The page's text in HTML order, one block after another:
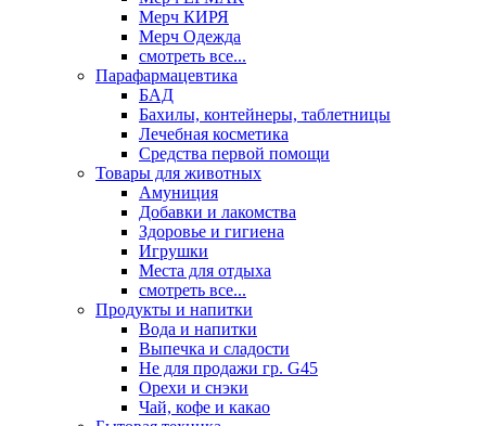
Мерч КИРЯ
Мерч Одежда
смотреть все...
Парафармацевтика
БАД
Бахилы, контейнеры, таблетницы
Лечебная косметика
Средства первой помощи
Товары для животных
Амуниция
Добавки и лакомства
Здоровье и гигиена
Игрушки
Места для отдыха
смотреть все...
Продукты и напитки
Вода и напитки
Выпечка и сладости
Не для продажи гр. G45
Орехи и снэки
Чай, кофе и какао